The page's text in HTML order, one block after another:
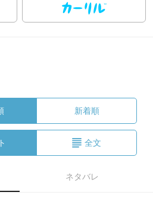
新着順
全文
ネタバレ